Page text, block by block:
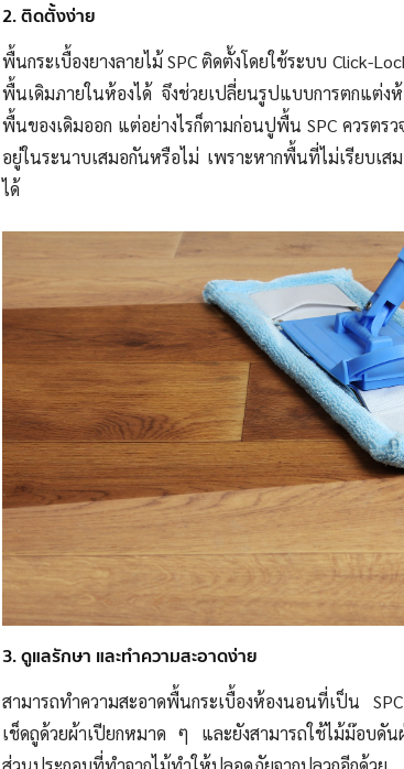
2. ติดตั้งง่าย
พื้นกระเบื้องยางลายไม้ SPC ติดตั้งโดยใช้ระบบ Click-
พื้นเดิมภายในห้องได้ จึงช่วยเปลี่ยนรูปแบบการตกแต่งห้
พื้นของเดิมออก แต่อย่างไรก็ตามก่อนปูพื้น SPC ควรตร
อยู่ในระนาบเสมอกันหรือไม่ เพราะหากพื้นที่ไม่เรียบเส
ได้
3. ดูแลรักษา และทำความสะอาดง่าย
สามารถทำความสะอาดพื้นกระเบื้องห้องนอนที่เป็น
เช็ดถูด้วยผ้าเปียกหมาด ๆ และยังสามารถใช้ไม้ม๊อบดัน